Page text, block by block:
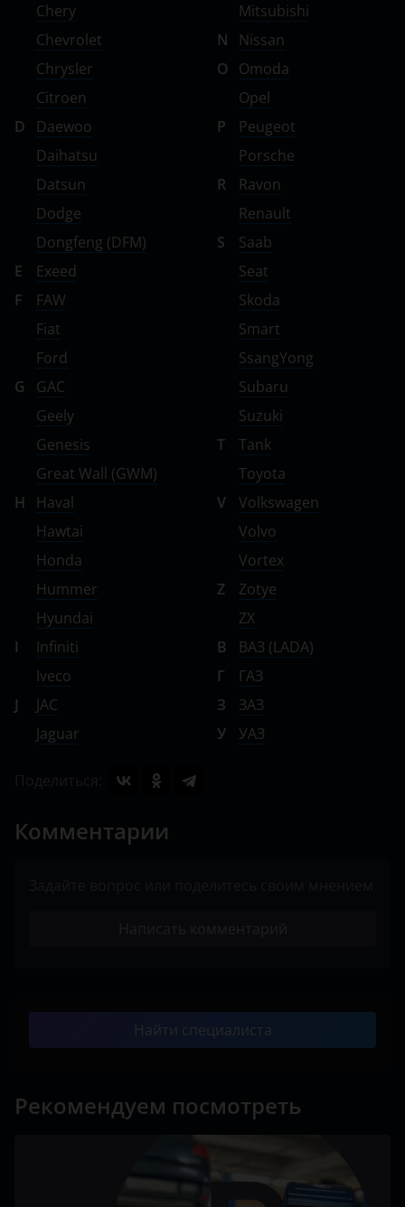
ВАЗ (LADA)
ГАЗ
ЗАЗ
УАЗ
Chery
Chevrolet
Chrysler
Citroen
D
Daewoo
Daihatsu
Datsun
Dodge
Dongfeng (DFM)
E
Exeed
F
FAW
Fiat
Ford
G
GAC
Geely
Genesis
Great Wall (GWM)
H
Haval
Hawtai
Honda
Hummer
Hyundai
I
Infiniti
Iveco
J
JAC
Jaguar
Mitsubishi
N
Nissan
O
Omoda
Opel
P
Peugeot
Porsche
R
Ravon
Renault
S
Saab
Seat
Skoda
Smart
SsangYong
Subaru
Suzuki
T
Tank
Toyota
V
Volkswagen
Volvo
Vortex
Z
Zotye
ZX
В
ВАЗ (LADA)
Г
ГАЗ
З
ЗАЗ
У
УАЗ
Комментарии
Найти специалиста
Рекомендуем посмотреть